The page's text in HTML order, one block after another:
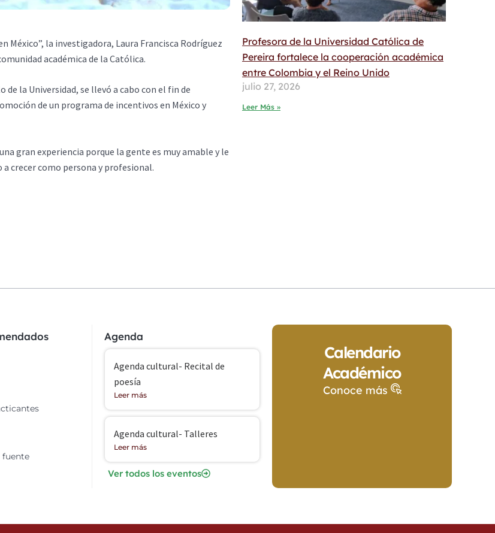
México”, la investigadora, Laura Francisca Rodríguez
académica de la Católica.
la Universidad, se llevó a cabo con el fin de
de un programa de incentivos en México y
gran experiencia porque la gente es muy amable y le
crecer como persona y profesional.
Profesora de la Universidad Católica de
Pereira fortalece la cooperación académica
entre Colombia y el Reino Unido
julio 27, 2026
Leer Más »
fuente
Agenda
Agenda cultural- Recital de
poesía
Leer más
Agenda cultural- Talleres
Leer más
Ver todos los eventos
Calendario
Académico
Conoce más